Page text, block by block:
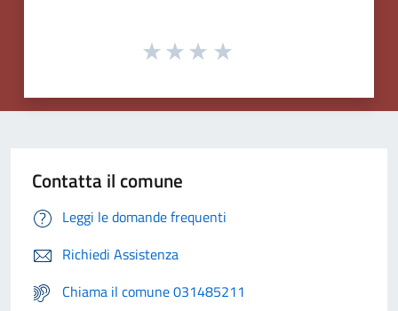
Contatta il comune
Leggi le domande frequenti
Richiedi Assistenza
Chiama il comune 031485211